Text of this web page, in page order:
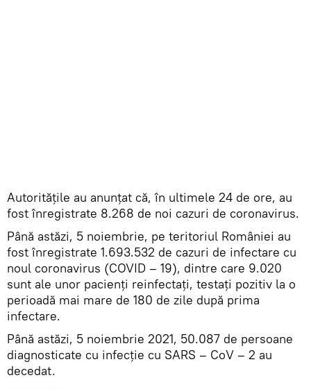
Autoritățile au anunțat că, în ultimele 24 de ore, au
fost înregistrate 8.268 de noi cazuri de coronavirus.
Până astăzi, 5 noiembrie, pe teritoriul României au
fost înregistrate 1.693.532 de cazuri de infectare cu
noul coronavirus (COVID – 19), dintre care 9.020
sunt ale unor pacienți reinfectați, testați pozitiv la o
perioadă mai mare de 180 de zile după prima
infectare.
Până astăzi, 5 noiembrie 2021, 50.087 de persoane
diagnosticate cu infecție cu SARS – CoV – 2 au
decedat.